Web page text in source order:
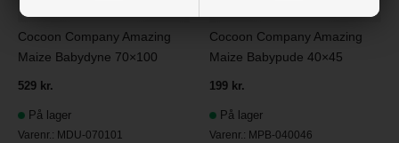
Cocoon Company Amazing
Maize Babydyne 70×100
529 kr.
På lager
Varenr.: MDU-070101
Cocoon Company Amazing
Maize Babypude 40×45
199 kr.
På lager
Varenr.: MPB-040046